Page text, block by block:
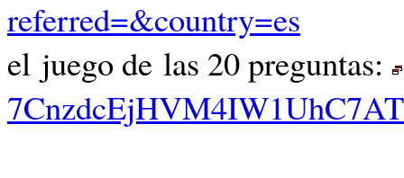
referred=&country=es
el juego de las 20 preguntas: